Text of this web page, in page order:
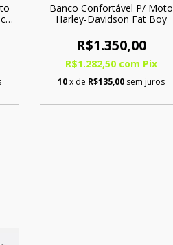
Banco Confortável P/ Moto
Harley-Davidson Fat Boy
R$1.350,00
R$1.282,50 com Pix
10x de R$135,00 sem juros